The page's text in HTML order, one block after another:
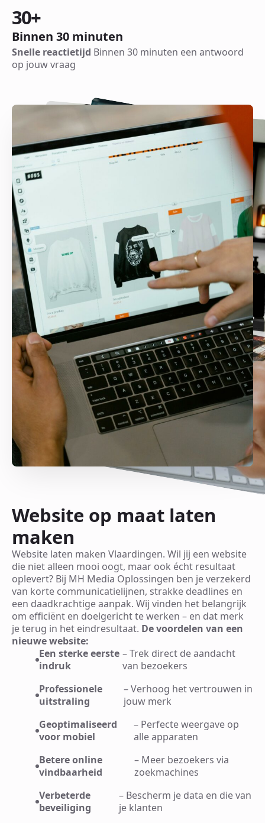
30+
Binnen 30 minuten
Snelle reactietijd Binnen 30 minuten een antwoord
op jouw vraag
Website op maat laten
maken
Website laten maken Vlaardingen. Wil jij een website
die niet alleen mooi oogt, maar ook écht resultaat
oplevert? Bij MH Media Oplossingen ben je verzekerd
van korte communicatielijnen, strakke deadlines en
een daadkrachtige aanpak. Wij vinden het belangrijk
om efficiënt en doelgericht te werken – en dat merk
je terug in het eindresultaat. De voordelen van een
nieuwe website:
Een sterke eerste
indruk
– Trek direct de aandacht
van bezoekers
Professionele
uitstraling
– Verhoog het vertrouwen in
jouw merk
Geoptimaliseerd
voor mobiel
– Perfecte weergave op
alle apparaten
Betere online
vindbaarheid
– Meer bezoekers via
zoekmachines
Verbeterde
beveiliging
– Bescherm je data en die van
je klanten